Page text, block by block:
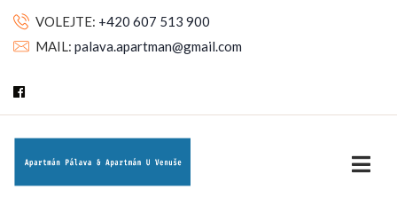
VOLEJTE: +420 607 513 900
MAIL: palava.apartman@gmail.com